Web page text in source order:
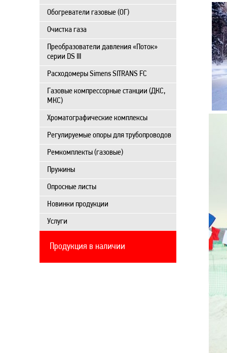
Обогреватели газовые (ОГ)
Очистка газа
Преобразователи давления «Поток»
серии DS III
Расходомеры Simens SITRANS FC
Газовые компрессорные станции (ДКС,
МКС)
Хроматографические комплексы
Регулируемые опоры для трубопроводов
Ремкомплекты (газовые)
Пружины
Опросные листы
Новинки продукции
Услуги
Продукция в наличии